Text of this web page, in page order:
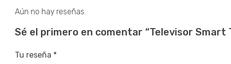
Aún no hay reseñas.
Sé el primero en comentar “Televisor Smart
Tu reseña *